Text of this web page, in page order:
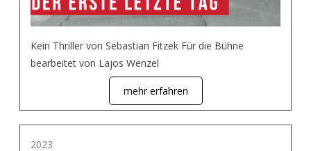
Kein Thriller von Sebastian Fitzek Für die Bühne
bearbeitet von Lajos Wenzel
mehr erfahren
2023